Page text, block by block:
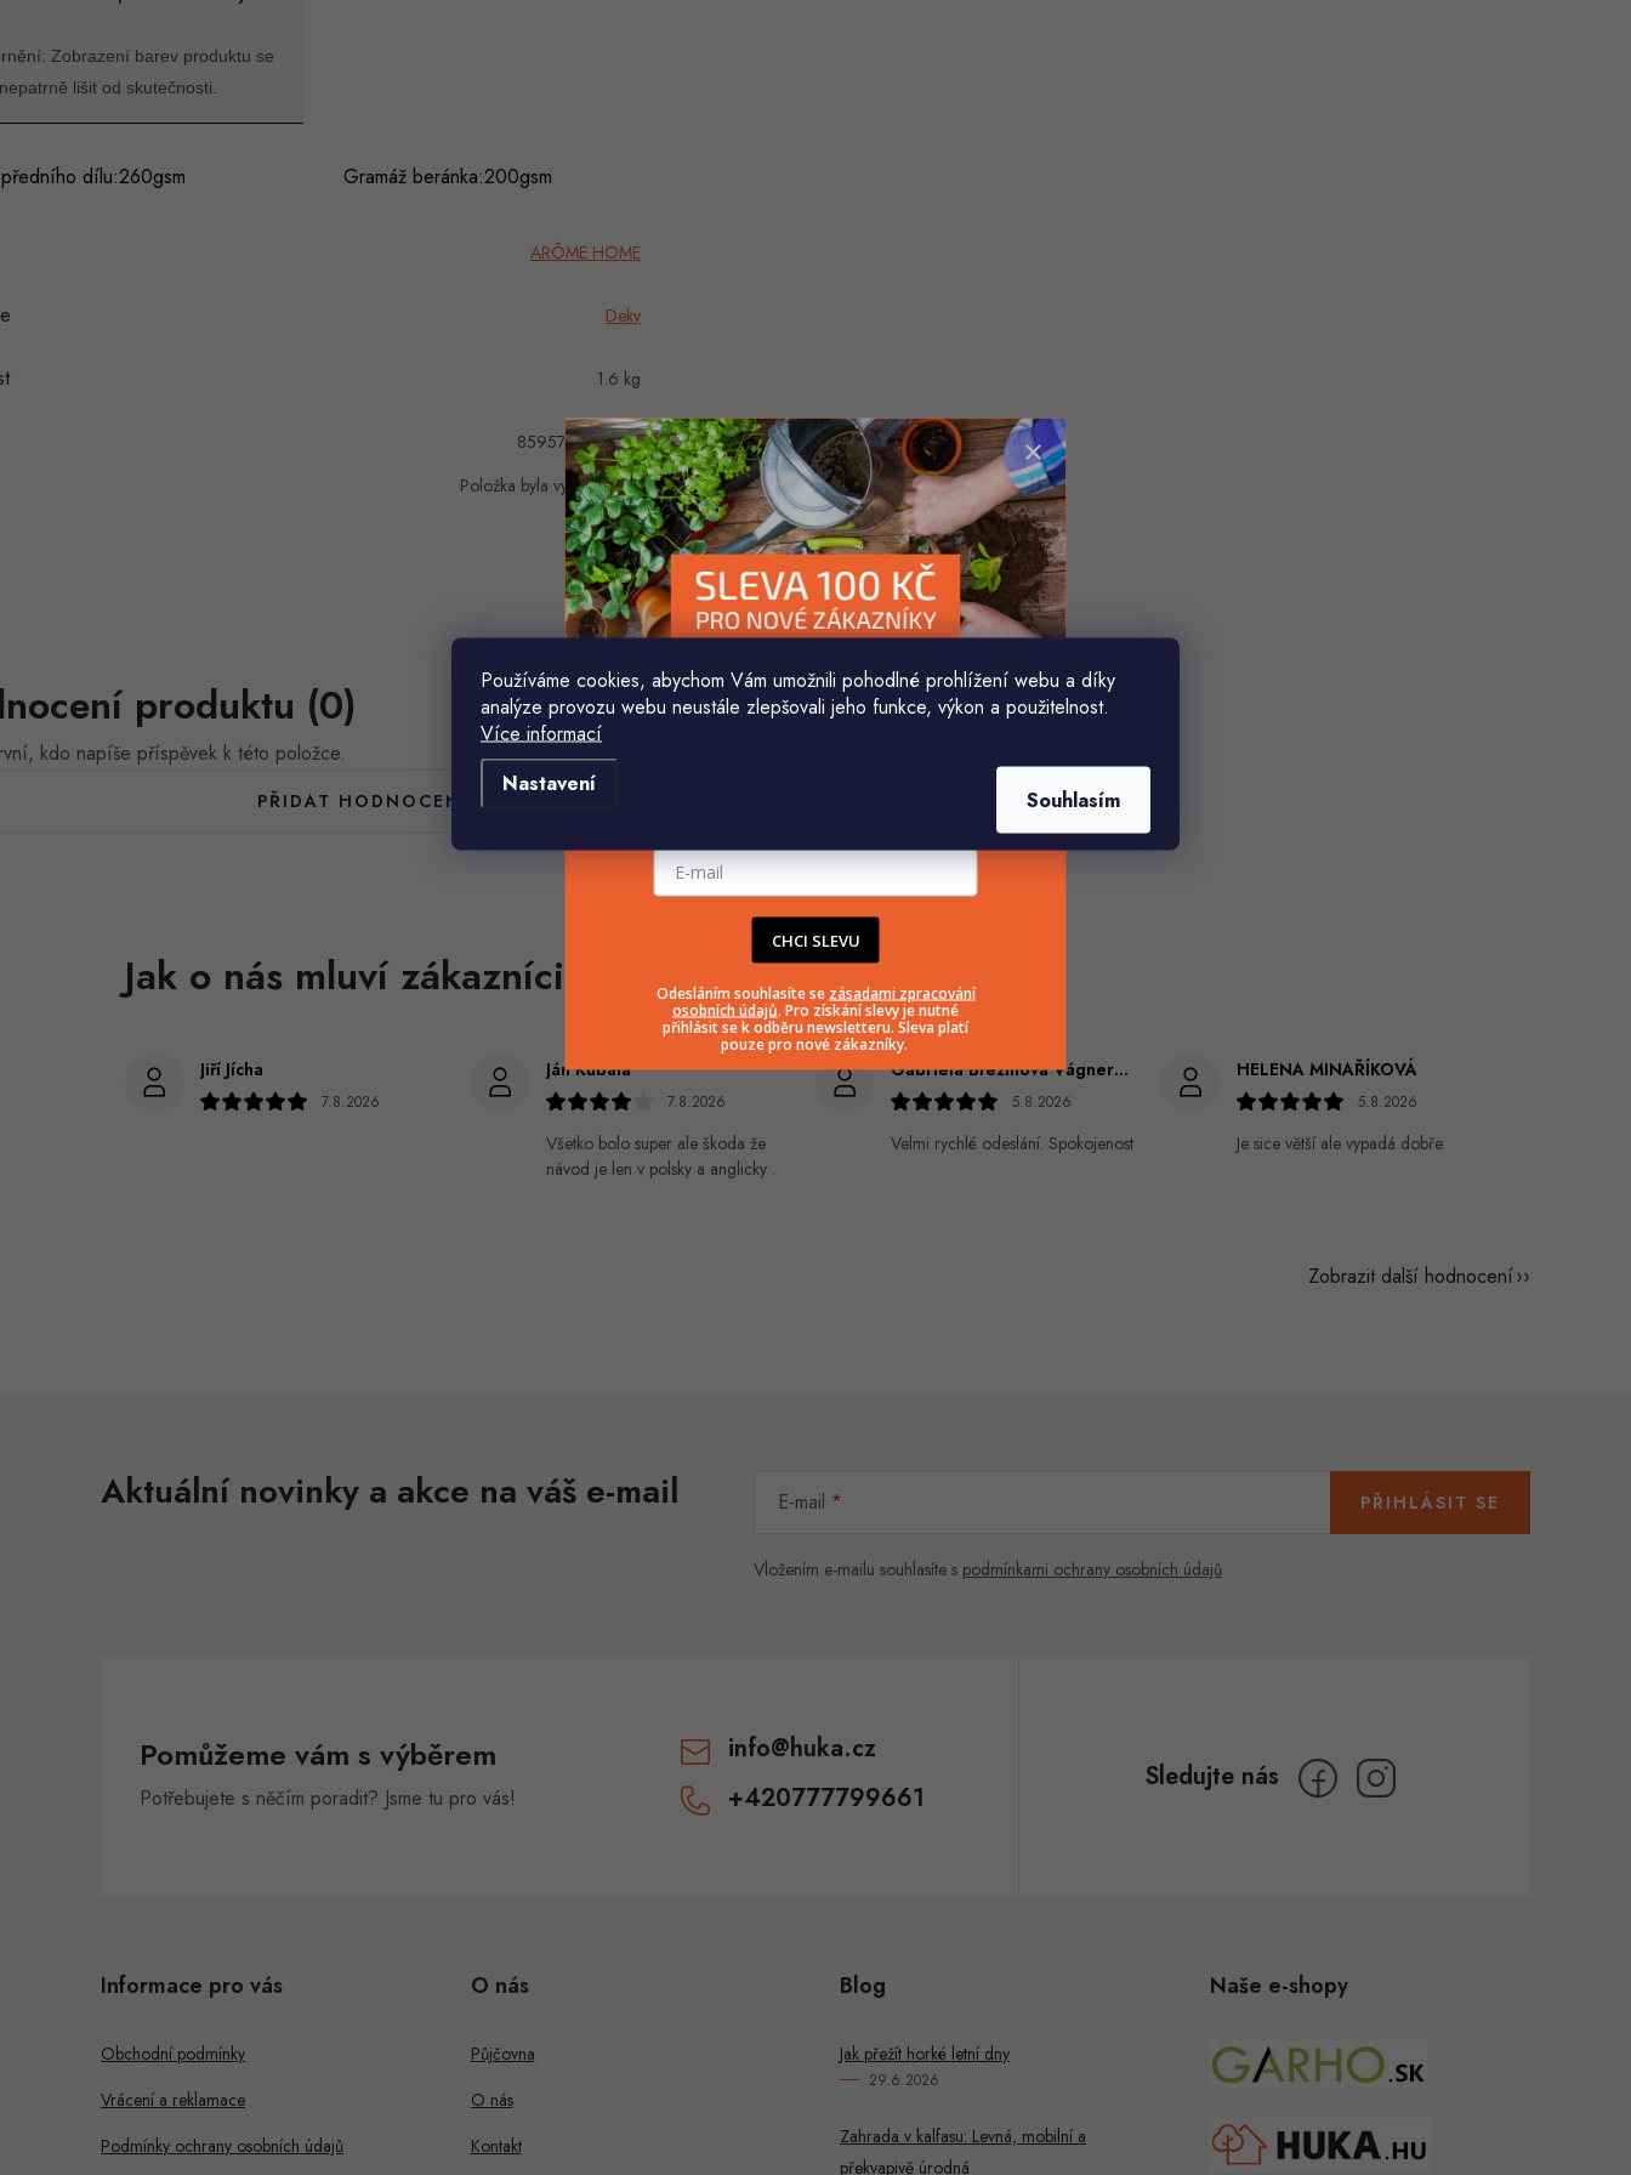
Používáme cookies, abychom Vám umožnili pohodlné prohlížení webu a díky
analýze provozu webu neustále zlepšovali jeho funkce, výkon a použitelnost.
Více informací
Nastavení
Souhlasím
Zobrazení barev produktu se
lišit od skutečnosti.
předního dílu:260gsm Gramáž beránka:200gsm
ARÔME HOME
Deky
1.6 kg
8595717326267
Položka byla vyprodána…
produktu (0)
kdo napíše příspěvek k této položce.
PŘIDAT HODNOCENÍ
Jiří Jícha
7.8.2026
Ján Kubala
7.8.2026
Všetko bolo super ale škoda že
návod je len v polsky a anglicky .
Gabriela Březinová Vágnerová
5.8.2026
Velmi rychlé odeslání. Spokojenost
HELENA MINAŘÍKOVÁ
5.8.2026
Je sice větší ale vypadá dobře
Zobrazit další hodnocení
Aktuální novinky a akce na váš e-mail E-mail
Vložením e-mailu souhlasíte s podmínkami ochrany osobních údajů
PŘIHLÁSIT SE
Pomůžeme vám s výběrem
Potřebujete s něčím poradit? Jsme tu pro vás!
info@huka.cz
+420777799661
Informace pro vás
Obchodní podmínky
Vrácení a reklamace
Podmínky ochrany osobních údajů
O nás
Půjčovna
O nás
Kontakt
Blog
Jak přežít horké letní dny
29.6.2026
Zahrada v kalfasu: Levná, mobilní a
překvapivě úrodná
Naše e-shopy
CHCI SLEVU
Odesláním souhlasíte se zásadami zpracování
osobních údajů. Pro získání slevy je nutné
přihlásit se k odběru newsletteru. Sleva platí
pouze pro nové zákazníky.